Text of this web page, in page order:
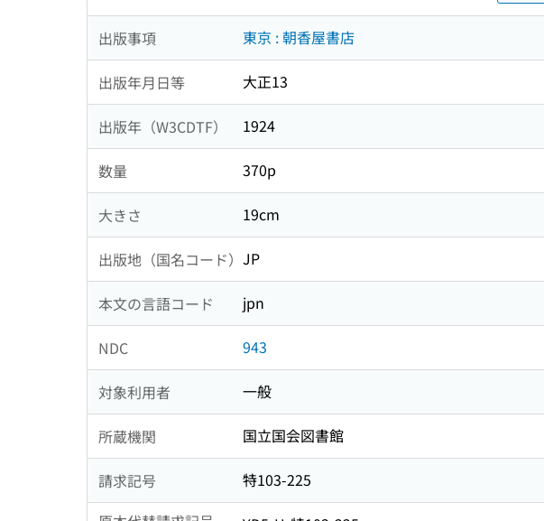
出版事項 東京 : 朝香屋書店
出版年月日等 大正13
出版年（W3CDTF） 1924
数量 370p
大きさ 19cm
出版地（国名コード） JP
本文の言語コード jpn
NDC 943
対象利用者 一般
所蔵機関 国立国会図書館
請求記号
特103-225